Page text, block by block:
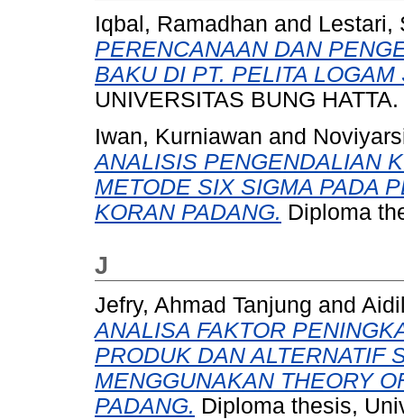
Iqbal, Ramadhan and Lestari,
PERENCANAAN DAN
BAKU DI PT. PELITA LOGAM
UNIVERSITAS BUNG HATTA.
Iwan, Kurniawan and
ANALISIS PENGENDALIAN
METODE SIX SIGMA PADA
KORAN PADANG. Diploma
J
Jefry, Ahmad Tanjung and
ANALISA FAKTOR
PRODUK DAN ALTERNATIF
MENGGUNAKAN THEORY
PADANG. Diploma thesis,